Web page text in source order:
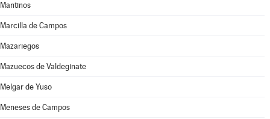
Mantinos
Marcilla de Campos
Mazariegos
Mazuecos de Valdeginate
Melgar de Yuso
Meneses de Campos